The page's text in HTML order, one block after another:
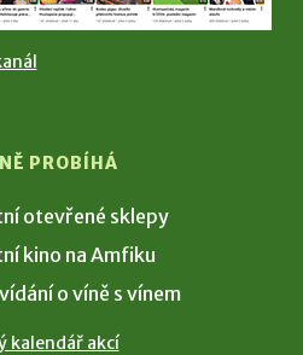
PROBÍHÁ
otevřené sklepy
kino na Amfiku
o víně s vínem
kalendář akcí